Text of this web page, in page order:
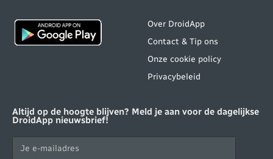
Over DroidApp
Contact & Tip ons
Onze cookie policy
Privacybeleid
Altijd op de hoogte blijven? Meld je aan voor de dagelijkse
DroidApp nieuwsbrief!